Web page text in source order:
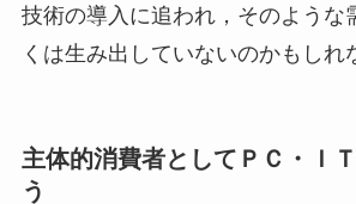
技術の導入に追われ，そのような
くは生み出していないのかもしれ
主体的消費者としてＰＣ・Ｉ
う